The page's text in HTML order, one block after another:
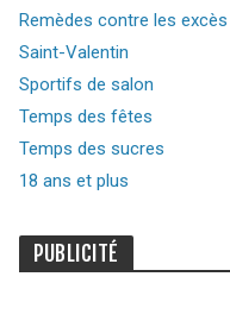
Remèdes contre les excès
Saint-Valentin
Sportifs de salon
Temps des fêtes
Temps des sucres
18 ans et plus
PUBLICITÉ